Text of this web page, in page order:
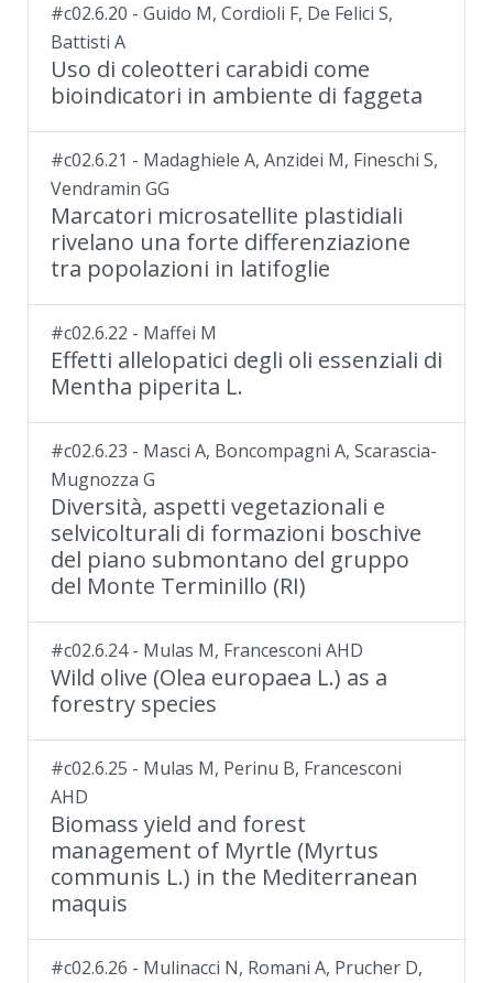
#c02.6.20 - Guido M, Cordioli F, De Felici S,
Battisti A
Uso di coleotteri carabidi come
bioindicatori in ambiente di faggeta
#c02.6.21 - Madaghiele A, Anzidei M, Fineschi S,
Vendramin GG
Marcatori microsatellite plastidiali
rivelano una forte differenziazione
tra popolazioni in latifoglie
#c02.6.22 - Maffei M
Effetti allelopatici degli oli essenziali di
Mentha piperita L.
#c02.6.23 - Masci A, Boncompagni A, Scarascia-
Mugnozza G
Diversità, aspetti vegetazionali e
selvicolturali di formazioni boschive
del piano submontano del gruppo
del Monte Terminillo (RI)
#c02.6.24 - Mulas M, Francesconi AHD
Wild olive (Olea europaea L.) as a
forestry species
#c02.6.25 - Mulas M, Perinu B, Francesconi
AHD
Biomass yield and forest
management of Myrtle (Myrtus
communis L.) in the Mediterranean
maquis
#c02.6.26 - Mulinacci N, Romani A, Prucher D,